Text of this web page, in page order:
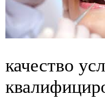
качество